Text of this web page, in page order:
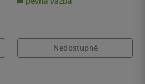
hvězdiček
Nedostupné